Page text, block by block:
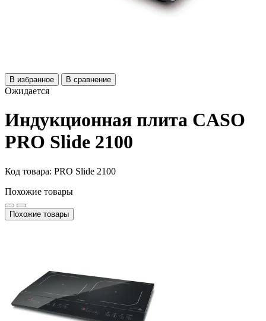
В избранное В сравнение
Ожидается
Индукционная плита CASO
PRO Slide 2100
Код товара: PRO Slide 2100
Похожие товары
Похожие товары